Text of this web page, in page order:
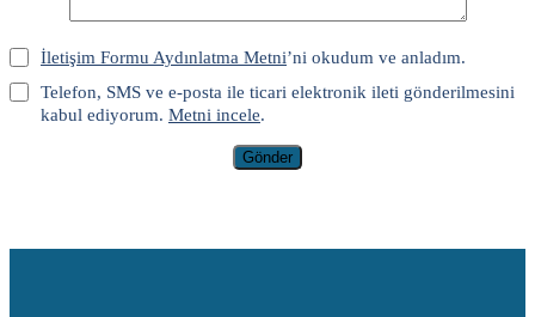
İletişim Formu Aydınlatma Metni’ni okudum ve anladım.
Telefon, SMS ve e-posta ile ticari elektronik ileti gönderilmesini
kabul ediyorum. Metni incele.
Gönder